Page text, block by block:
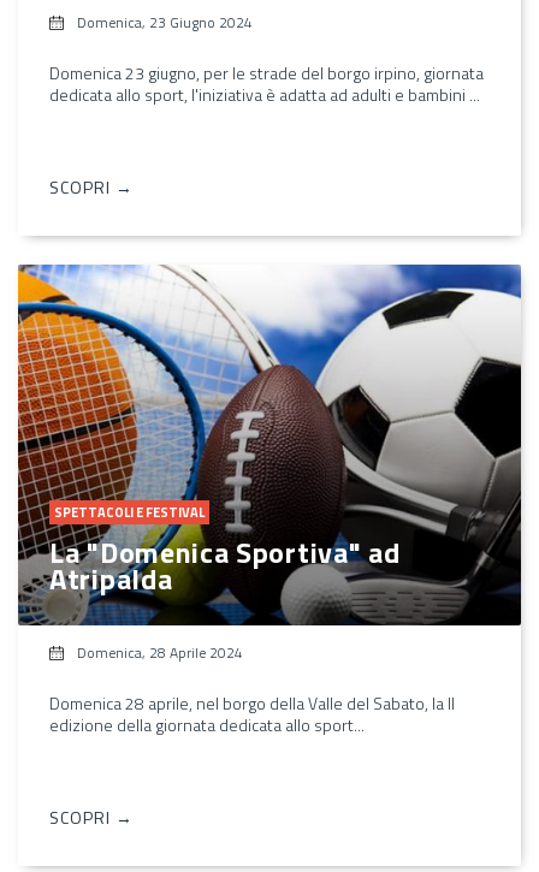
Domenica, 23 Giugno 2024
Domenica 23 giugno, per le strade del borgo irpino, giornata
dedicata allo sport, l'iniziativa è adatta ad adulti e bambini ...
SCOPRI →
SPETTACOLI E FESTIVAL
La "Domenica Sportiva" ad
Atripalda
Domenica, 28 Aprile 2024
Domenica 28 aprile, nel borgo della Valle del Sabato, la II
edizione della giornata dedicata allo sport...
SCOPRI →